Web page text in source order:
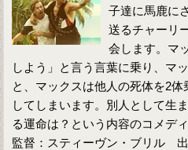
子達に馬鹿に
送るチャーリ
会します。マ
しよう」と言う言葉に乗り、マ
と、マックスは他人の死体を2
してしまいます。別人として生
る運命は？という内容のコメディ
監督：スティーヴン・ブリル